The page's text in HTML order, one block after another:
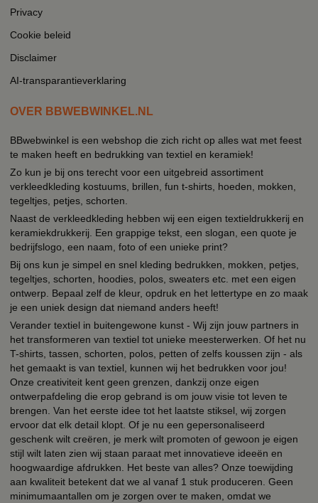
Privacy
Cookie beleid
Disclaimer
AI-transparantieverklaring
OVER BBWEBWINKEL.NL
BBwebwinkel is een webshop die zich richt op alles wat met feest
te maken heeft en bedrukking van textiel en keramiek!
Zo kun je bij ons terecht voor een uitgebreid assortiment
verkleedkleding kostuums, brillen, fun t-shirts, hoeden, mokken,
tegeltjes, petjes, schorten.
Naast de verkleedkleding hebben wij een eigen textieldrukkerij en
keramiekdrukkerij. Een grappige tekst, een slogan, een quote je
bedrijfslogo, een naam, foto of een unieke print?
Bij ons kun je simpel en snel kleding bedrukken, mokken, petjes,
tegeltjes, schorten, hoodies, polos, sweaters etc. met een eigen
ontwerp. Bepaal zelf de kleur, opdruk en het lettertype en zo maak
je een uniek design dat niemand anders heeft!
Verander textiel in buitengewone kunst - Wij zijn jouw partners in
het transformeren van textiel tot unieke meesterwerken. Of het nu
T-shirts, tassen, schorten, polos, petten of zelfs koussen zijn - als
het gemaakt is van textiel, kunnen wij het bedrukken voor jou!
Onze creativiteit kent geen grenzen, dankzij onze eigen
ontwerpafdeling die erop gebrand is om jouw visie tot leven te
brengen. Van het eerste idee tot het laatste stiksel, wij zorgen
ervoor dat elk detail klopt. Of je nu een gepersonaliseerd
geschenk wilt creëren, je merk wilt promoten of gewoon je eigen
stijl wilt laten zien wij staan paraat met innovatieve ideeën en
hoogwaardige afdrukken. Het beste van alles? Onze toewijding
aan kwaliteit betekent dat we al vanaf 1 stuk produceren. Geen
minimumaantallen om je zorgen over te maken, omdat we